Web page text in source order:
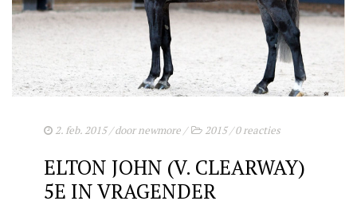
2. feb. 2015/ doornewmore/ 2015/0 reacties
ELTON JOHN (V. CLEARWAY)
5E IN VRAGENDER